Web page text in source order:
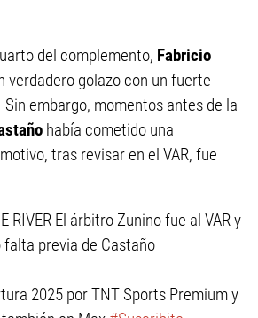
del complemento, Fabricio
verdadero golazo con un fuerte
embargo, momentos antes de la
había cometido una
tras revisar en el VAR, fue
RIVER El árbitro Zunino fue al VAR y
falta previa de Castaño
2025 por TNT Sports Premium y